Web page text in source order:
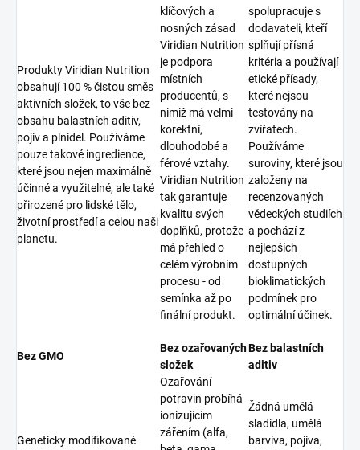
Produkty Viridian Nutrition
obsahují 100 % čistou směs
aktivních složek, to vše bez
obsahu balastních aditiv,
pojiv a plnidel. Používáme
pouze takové ingredience,
které jsou nejen maximálně
účinné a využitelné, ale také
přirozené pro lidské tělo,
životní prostředí a celou naši
planetu.
klíčových a
nosných zásad
Viridian Nutrition
je podpora
místních
producentů, s
nimiž má velmi
korektní,
dlouhodobé a
férové vztahy.
Viridian Nutrition
tak garantuje
kvalitu svých
doplňků, protože
má přehled o
celém výrobním
procesu - od
semínka až po
finální produkt.
spolupracuje s
dodavateli, kteří
splňují přísná
kritéria a používají
etické přísady,
které nejsou
testovány na
zvířatech.
Používáme
suroviny, které jsou
založeny na
recenzovaných
vědeckých studiích
a pochází z
nejlepších
dostupných
bioklimatických
podmínek pro
optimální účinek.
Bez GMO
Bez ozařovaných
složek
Bez balastních
aditiv
Geneticky modifikované
Ozařování
potravin probíhá
ionizujícím
zářením (alfa,
Žádná umělá
sladidla, umělá
barviva, pojiva,